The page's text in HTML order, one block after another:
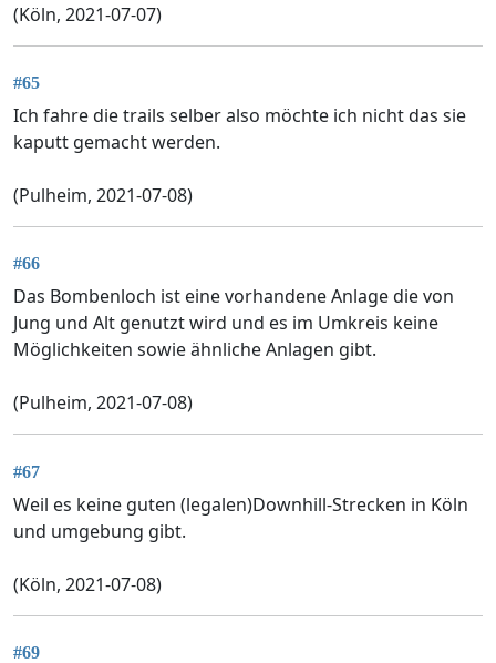
(Köln, 2021-07-07)
#65
Ich fahre die trails selber also möchte ich nicht das sie
kaputt gemacht werden.
(Pulheim, 2021-07-08)
#66
Das Bombenloch ist eine vorhandene Anlage die von
Jung und Alt genutzt wird und es im Umkreis keine
Möglichkeiten sowie ähnliche Anlagen gibt.
(Pulheim, 2021-07-08)
#67
Weil es keine guten (legalen)Downhill-Strecken in Köln
und umgebung gibt.
(Köln, 2021-07-08)
#69